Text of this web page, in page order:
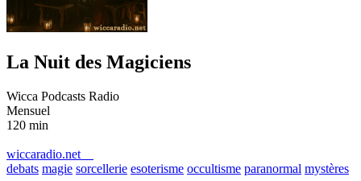
La Nuit des Magiciens
Wicca Podcasts Radio
Mensuel
120 min
wiccaradio.net
debats magie sorcellerie esoterisme occultisme paranormal mystères